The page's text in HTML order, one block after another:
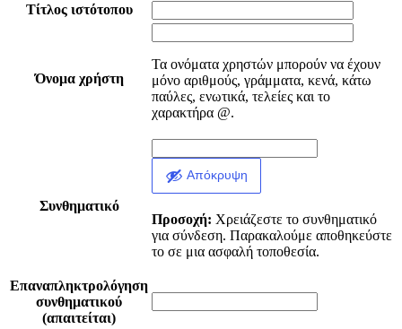
Τίτλος ιστότοπου
Όνομα χρήστη
Τα ονόματα χρηστών μπορούν να έχουν
μόνο αριθμούς, γράμματα, κενά, κάτω
παύλες, ενωτικά, τελείες και το
χαρακτήρα @.
Συνθηματικό
Απόκρυψη
Προσοχή: Χρειάζεστε το συνθηματικό
για σύνδεση. Παρακαλούμε αποθηκεύστε
το σε μια ασφαλή τοποθεσία.
Επαναπληκτρολόγηση
συνθηματικού
(απαιτείται)